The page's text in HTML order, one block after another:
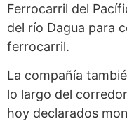
Ferrocarril del
del río Dagua para
ferrocarril.
La compañía
lo largo del
hoy declarados